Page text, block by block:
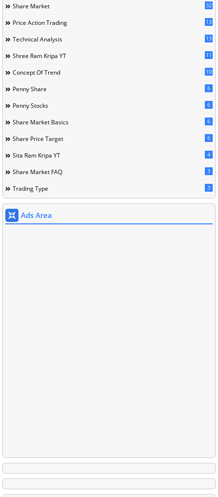
Share Market 32
Price Action Trading 13
Technical Analysis 13
Shree Ram Kripa YT 11
Concept Of Trend 10
Penny Share 6
Penny Stocks 6
Share Market Basics 6
Share Price Target 6
Sita Ram Kripa YT 4
Share Market FAQ 3
Trading Type 3
Ads Area